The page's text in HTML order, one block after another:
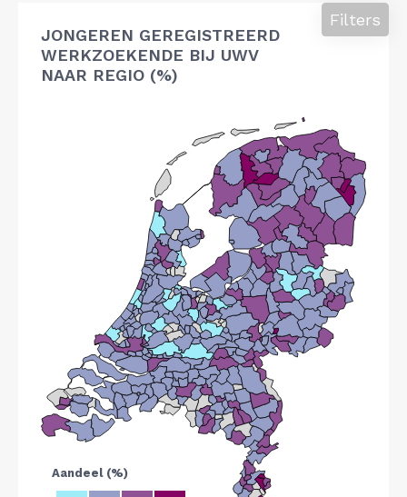
JONGEREN GEREGISTREERD
WERKZOEKENDE BIJ UWV
NAAR REGIO (%)
Filters